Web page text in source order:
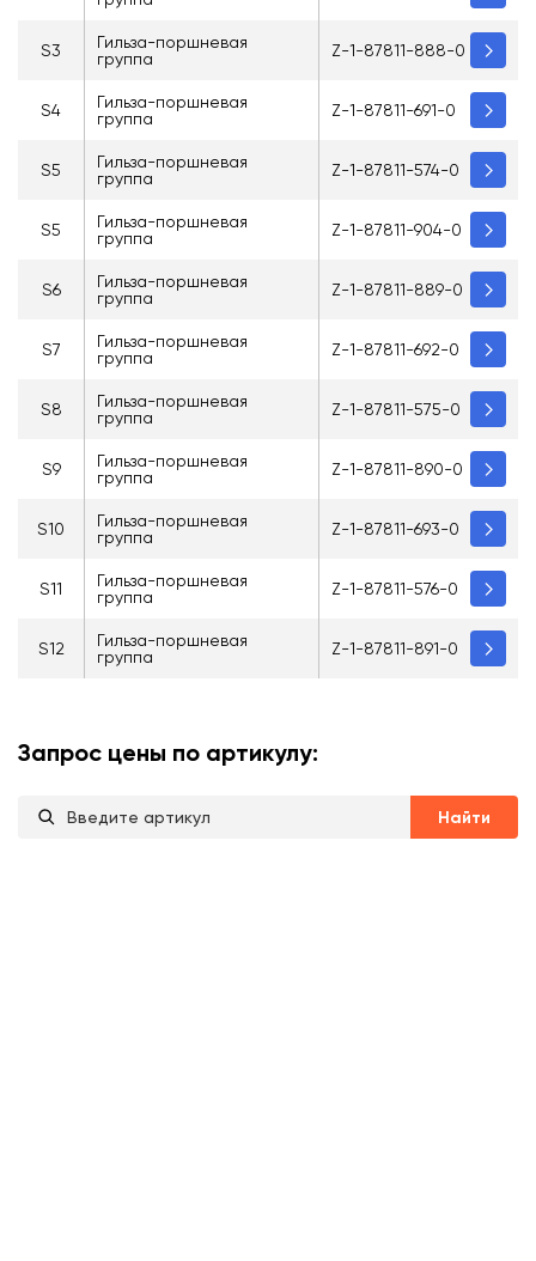
S3
Гильза-поршневая
группа
Z-1-87811-888-0
S4
Гильза-поршневая
группа
Z-1-87811-691-0
S5
Гильза-поршневая
группа
Z-1-87811-574-0
S5
Гильза-поршневая
группа
Z-1-87811-904-0
S6
Гильза-поршневая
группа
Z-1-87811-889-0
S7
Гильза-поршневая
группа
Z-1-87811-692-0
S8
Гильза-поршневая
группа
Z-1-87811-575-0
S9
Гильза-поршневая
группа
Z-1-87811-890-0
S10
Гильза-поршневая
группа
Z-1-87811-693-0
S11
Гильза-поршневая
группа
Z-1-87811-576-0
S12
Гильза-поршневая
группа
Z-1-87811-891-0
Запрос цены по артикулу:
Найти